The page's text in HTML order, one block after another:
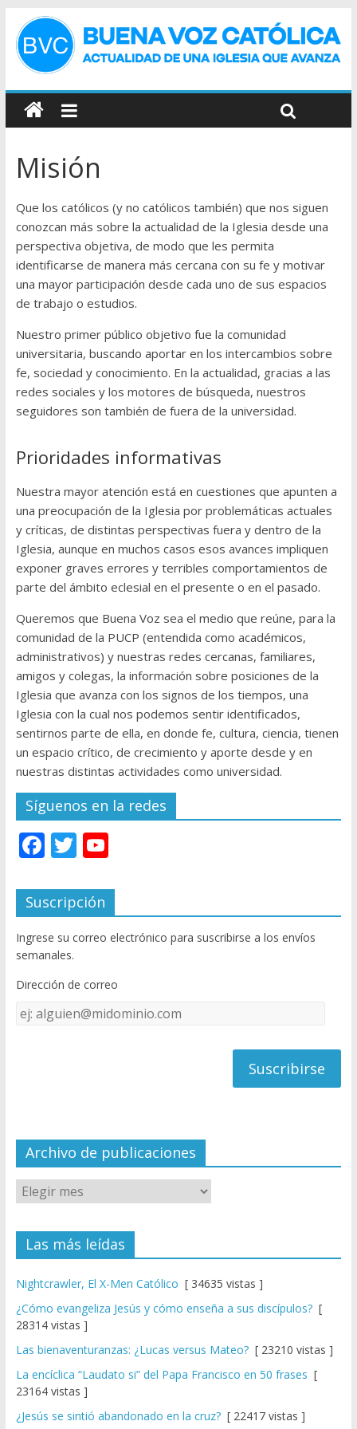
Misión
Que los católicos (y no católicos también) que nos siguen
conozcan más sobre la actualidad de la Iglesia desde una
perspectiva objetiva, de modo que les permita
identificarse de manera más cercana con su fe y motivar
una mayor participación desde cada uno de sus espacios
de trabajo o estudios.
Nuestro primer público objetivo fue la comunidad
universitaria, buscando aportar en los intercambios sobre
fe, sociedad y conocimiento. En la actualidad, gracias a las
redes sociales y los motores de búsqueda, nuestros
seguidores son también de fuera de la universidad.
Prioridades informativas
Nuestra mayor atención está en cuestiones que apunten a
una preocupación de la Iglesia por problemáticas actuales
y críticas, de distintas perspectivas fuera y dentro de la
Iglesia, aunque en muchos casos esos avances impliquen
exponer graves errores y terribles comportamientos de
parte del ámbito eclesial en el presente o en el pasado.
Queremos que Buena Voz sea el medio que reúne, para la
comunidad de la PUCP (entendida como académicos,
administrativos) y nuestras redes cercanas, familiares,
amigos y colegas, la información sobre posiciones de la
Iglesia que avanza con los signos de los tiempos, una
Iglesia con la cual nos podemos sentir identificados,
sentirnos parte de ella, en donde fe, cultura, ciencia, tienen
un espacio crítico, de crecimiento y aporte desde y en
nuestras distintas actividades como universidad.
Síguenos en la redes
F
e
b
o
o
k
T
itt
er
Y
u
T
u
e
C
el
Suscripción
Ingrese su correo electrónico para suscribirse a los envíos
semanales.
Dirección de correo
Dirección
de
Archivo de publicaciones
Las más leídas
Nightcrawler, El X-Men Católico [ 34635 vistas ]
¿Cómo evangeliza Jesús y cómo enseña a sus discípulos?[
28314 vistas ]
Las bienaventuranzas: ¿Lucas versus Mateo?[ 23210 vistas ]
La encíclica “Laudato si” del Papa Francisco en 50 frases [
23164 vistas ]
¿Jesús se sintió abandonado en la cruz?[ 22417 vistas ]